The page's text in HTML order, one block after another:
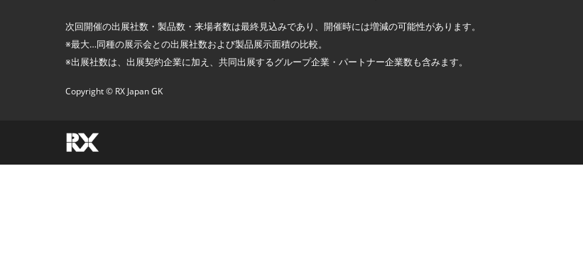
次回開催の出展社数・製品数・来場者数は最終見込みであり、開催時には増減の可能性があります。
※最大…同種の展示会との出展社数および製品展示面積の比較。
※出展社数は、出展契約企業に加え、共同出展するグループ企業・パートナー企業数も含みます。
Copyright © RX Japan GK